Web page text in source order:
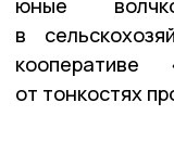
юные
в
от тонкостях